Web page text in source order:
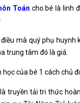
Toán cho bé là linh
mà quý phụ huynh
trung tâm đó là giá.
của bé 1 cách chủ
truyền tải tri thức